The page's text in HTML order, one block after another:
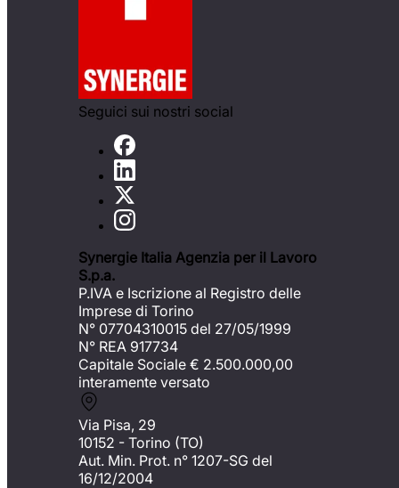
Seguici sui nostri social
Synergie Italia Agenzia per il Lavoro
S.p.a.
P.IVA e Iscrizione al Registro delle
Imprese di Torino
N° 07704310015 del 27/05/1999
N° REA 917734
Capitale Sociale € 2.500.000,00
interamente versato
Via Pisa, 29
10152 - Torino (TO)
Aut. Min. Prot. n° 1207-SG del
16/12/2004